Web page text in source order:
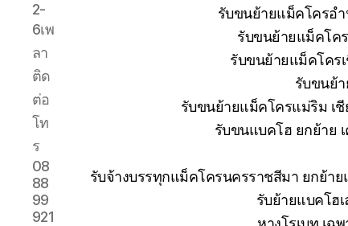
2-
6เพ
ลา
ติด
ต่อ
โท
ร
08
88
99
921
รับขนย้ายแม็คโครอำ
รับขนย้ายแม็คโค
รับขนย้ายแม็คโคร
รับขนย้
รับขนย้ายแม็คโครแม่ริม เชี
รับขนแบคโฮ ยกย้าย
รับจ้างบรรทุกแม็คโครนครราชสีมา ยกย้า
รับย้ายแบคโฮ